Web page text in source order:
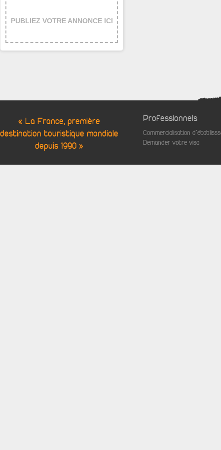
PUBLIEZ VOTRE ANNONCE ICI
« La France, première
destination touristique mondiale
depuis 1990 »
Professionnels
Commercialisation
Demander votre visa